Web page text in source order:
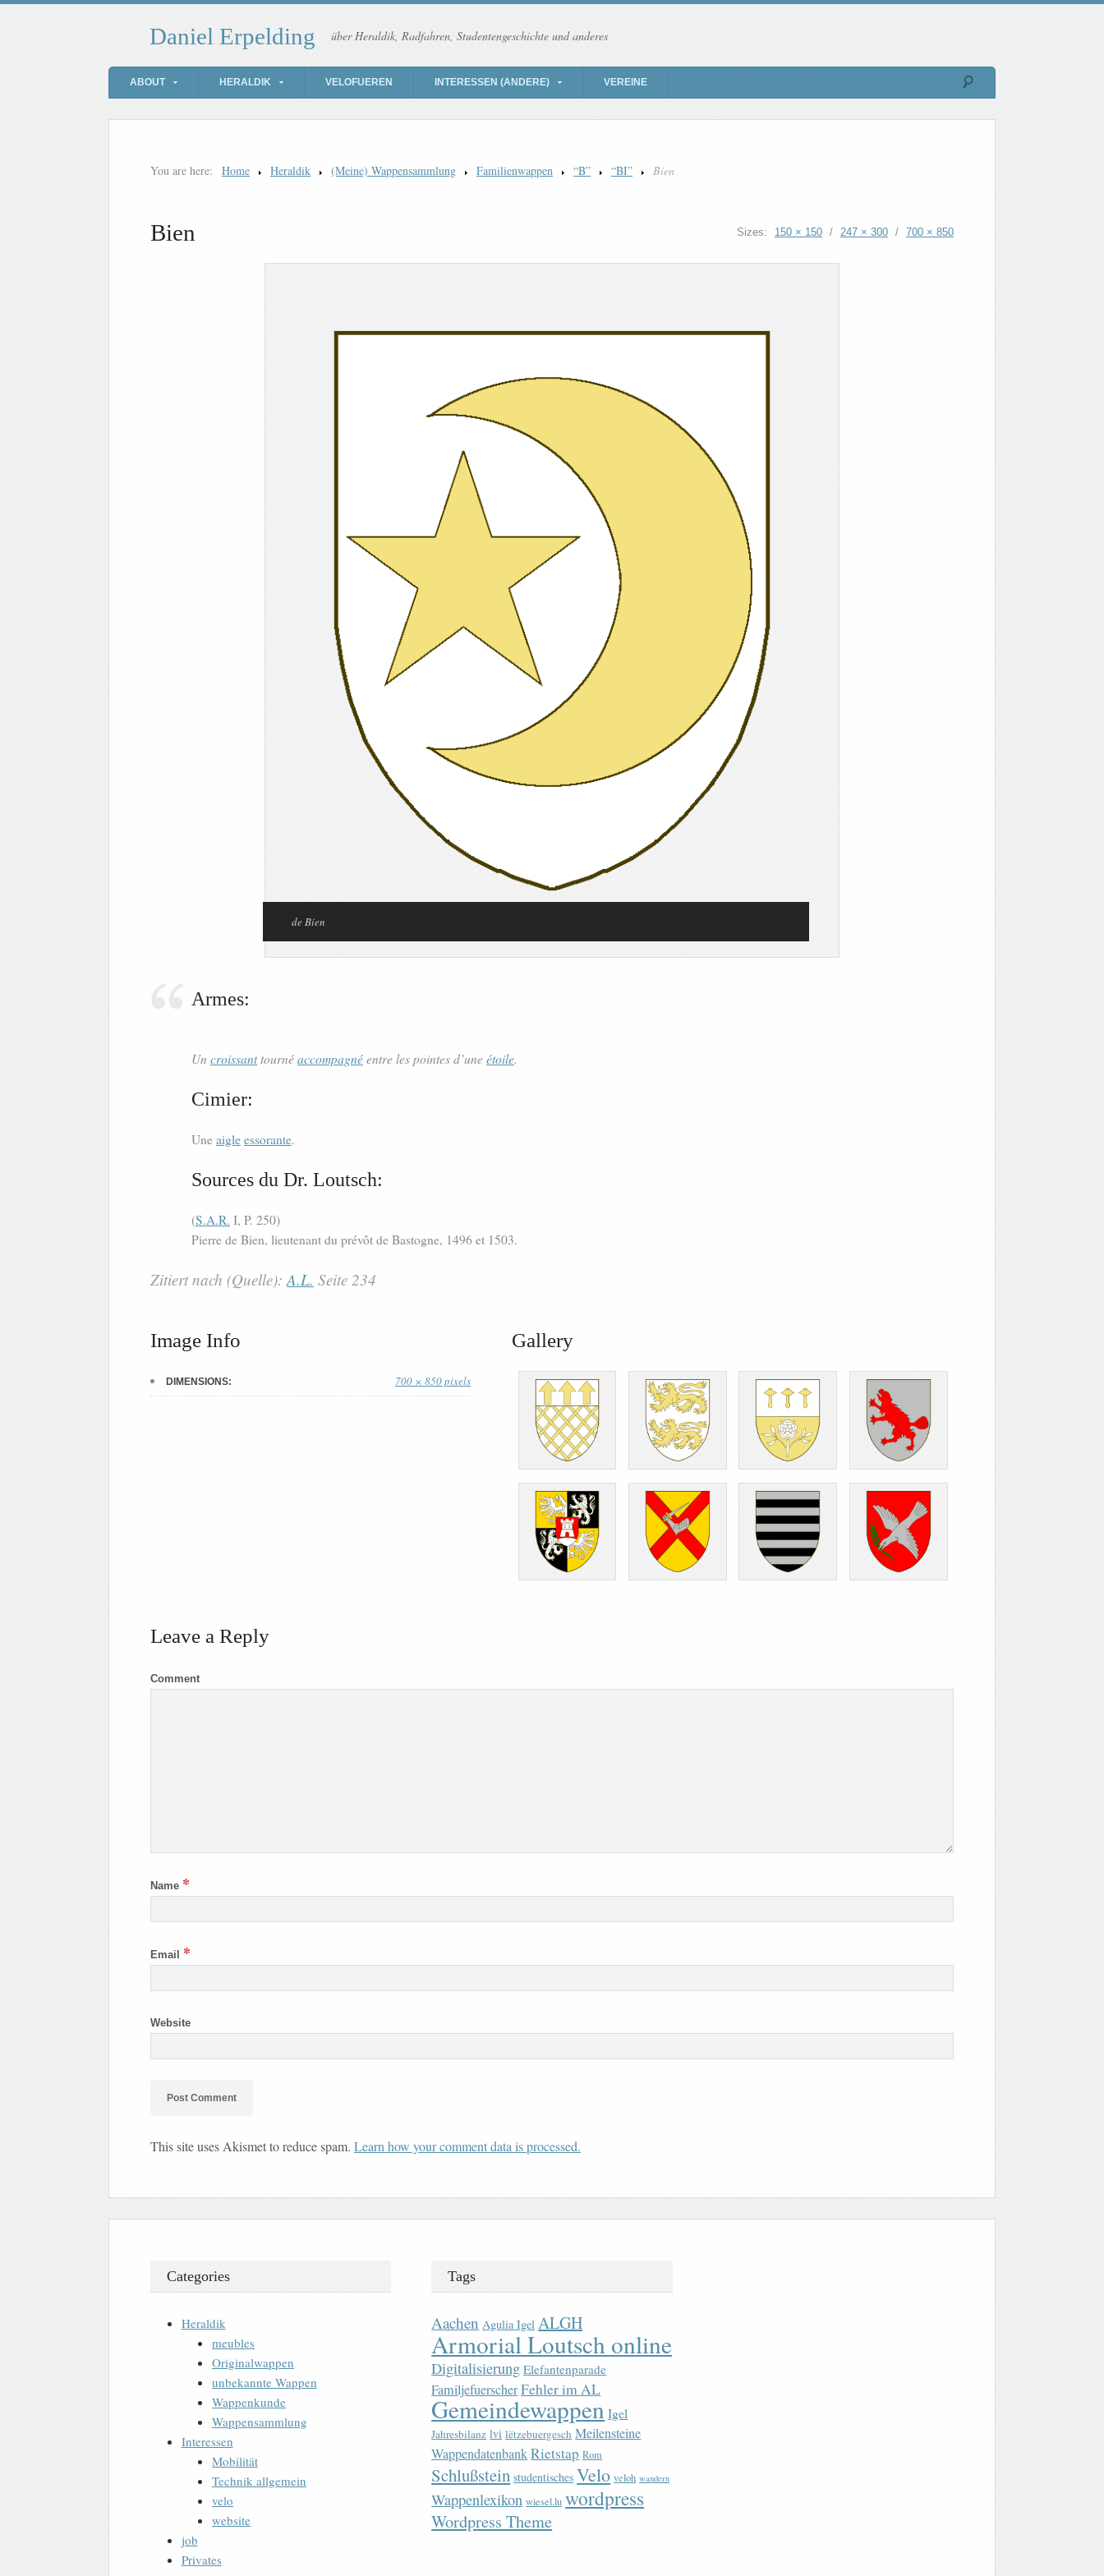
Daniel Erpelding über Heraldik, Radfahren, Studentengeschichte und anderes
ABOUT HERALDIK VELOFUEREN INTERESSEN (ANDERE) VEREINE
You are here: Home Heraldik (Meine) Wappensammlung Familienwappen “B” “BI” Bien
Bien Sizes: 150 × 150 / 247 × 300 / 700 × 850
de Bien
Armes:
Un croissanttournéaccompagnéentre les pointes d’uneétoile.
Cimier:
Une aigle essorante.
Sources du Dr. Loutsch:
(S.A.R. I, P. 250)
Pierre de Bien, lieutenant du prévôt de Bastogne, 1496 et 1503.
Zitiert nach (Quelle):A.L. Seite 234
Image Info
DIMENSIONS: 700 × 850 pixels
Gallery
Leave a Reply
Comment
Name *
Email *
Website
This site uses Akismet to reduce spam. Learn how your comment data is processed.
Categories
Heraldik
meubles
Originalwappen
unbekannte Wappen
Wappenkunde
Wappensammlung
Interessen
Mobilität
Technik allgemein
velo
website
job
Privates
Tags
Aachen Agulia Igel ALGH
Armorial Loutsch online
Digitalisierung Elefantenparade
FamiljefuerscherFehler im AL
Gemeindewappen Igel
Jahresbilanz lvi lëtzebuergesch Meilensteine
WappendatenbankRietstap Rom
Schlußstein studentisches Velo veloh wandern
Wappenlexikon wiesel.lu wordpress
Wordpress Theme